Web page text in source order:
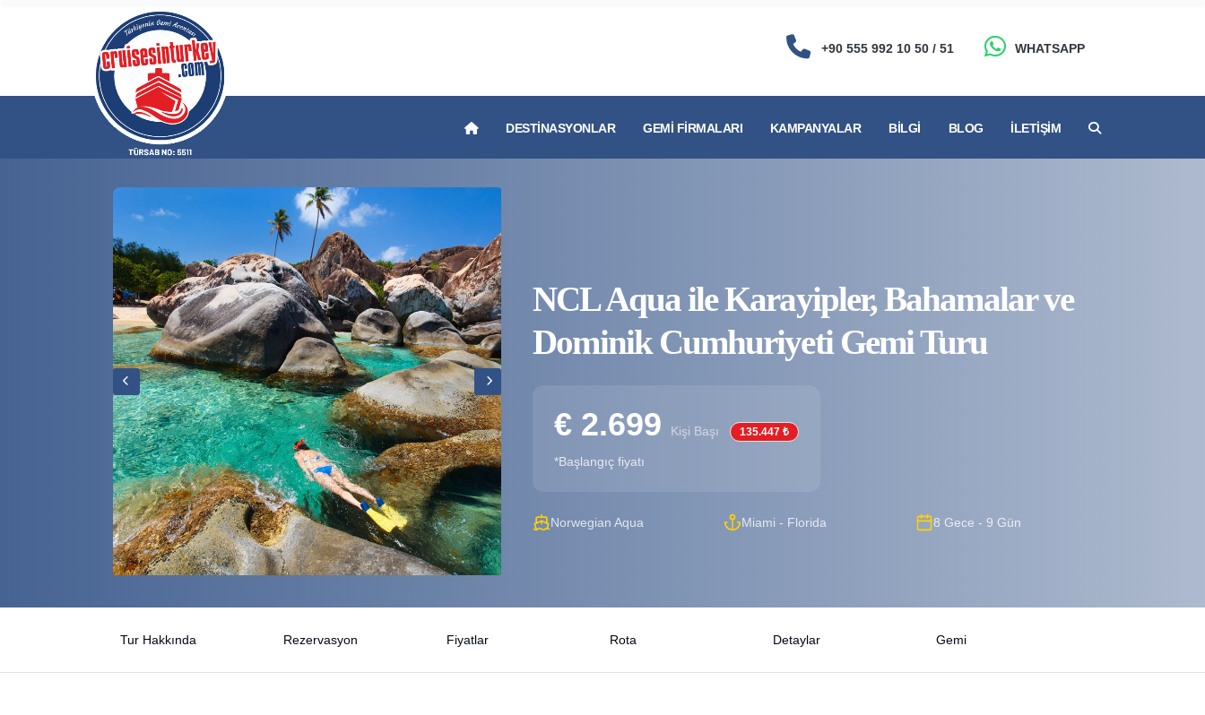
+90 555 992 10 50 / 51 WHATSAPP
DESTINASYONLAR GEMI FIRMALARI KAMPANYALAR BILGI BLOG İLETIŞIM
NCL Aqua ile Karayipler, Bahamalar ve
Dominik Cumhuriyeti Gemi Turu
€ 2.699 Kişi Başı 135.447 ₺
*Başlangıç fiyatı
Norwegian Aqua Miami - Florida 8 Gece - 9 Gün
Tur Hakkında Rezervasyon Fiyatlar Rota Detaylar Gemi